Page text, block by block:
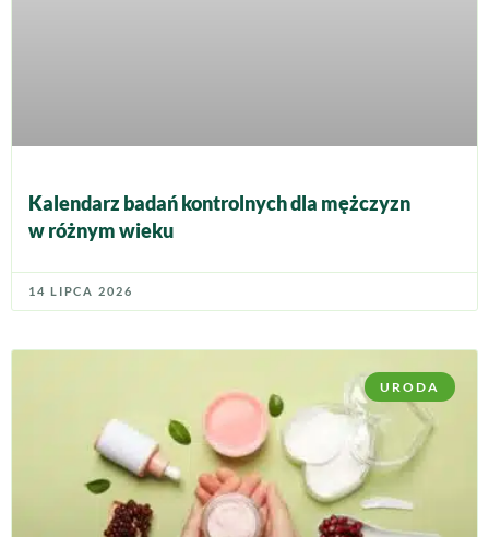
Kalendarz badań kontrolnych dla mężczyzn
w różnym wieku
14 LIPCA 2026
URODA